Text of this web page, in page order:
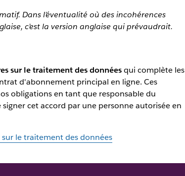
Dans l’éventualité où des incohérences
c’est la version anglaise qui prévaudrait.
sur le traitement des donnéesqui complète les
d'abonnement principal en ligne. Ces
obligations en tant que responsable du
cet accord par une personne autorisée en
le traitement des données